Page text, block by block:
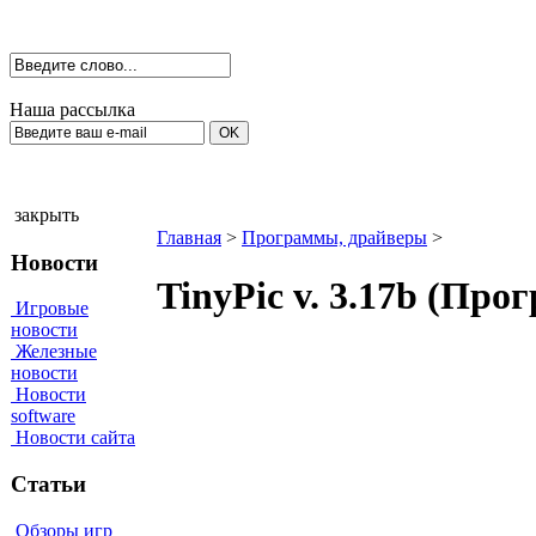
Наша рассылка
закрыть
Новости
Игровые
новости
Железные
новости
Новости
software
Новости сайта
Статьи
Обзоры игр
Главная > Программы, драйверы >
TinyPic v. 3.17b